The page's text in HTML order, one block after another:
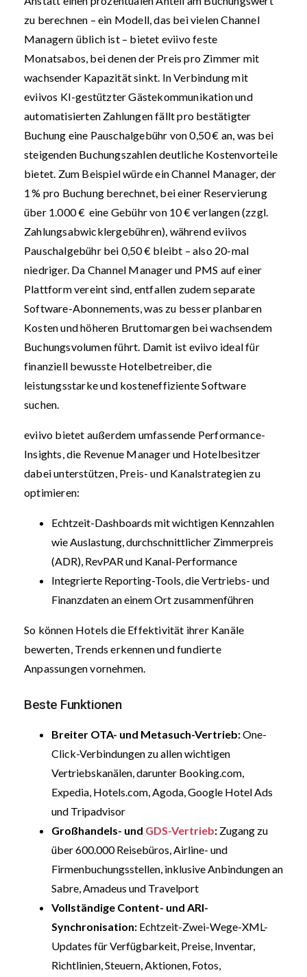
zu berechnen – ein Modell, das bei vielen Channel
Managern üblich ist – bietet eviivo feste
Monatsabos, bei denen der Preis pro Zimmer mit
wachsender Kapazität sinkt. In Verbindung mit
eviivos KI-gestützter Gästekommunikation und
automatisierten Zahlungen fällt pro bestätigter
Buchung eine Pauschalgebühr von 0,50 € an, was bei
steigenden Buchungszahlen deutliche Kostenvorteile
bietet. Zum Beispiel würde ein Channel Manager, der
1 % pro Buchung berechnet, bei einer Reservierung
über 1.000 € eine Gebühr von 10 € verlangen (zzgl.
Zahlungsabwicklergebühren), während eviivos
Pauschalgebühr bei 0,50 € bleibt – also 20-mal
niedriger. Da Channel Manager und PMS auf einer
Plattform vereint sind, entfallen zudem separate
Software-Abonnements, was zu besser planbaren
Kosten und höheren Bruttomargen bei wachsendem
Buchungsvolumen führt. Damit ist eviivo ideal für
finanziell bewusste Hotelbetreiber, die
leistungsstarke und kosteneffiziente Software
suchen.
eviivo bietet außerdem umfassende Performance-
Insights, die Revenue Manager und Hotelbesitzer
dabei unterstützen, Preis- und Kanalstrategien zu
optimieren:
Echtzeit-Dashboards mit wichtigen Kennzahlen
wie Auslastung, durchschnittlicher Zimmerpreis
(ADR), RevPAR und Kanal-Performance
Integrierte Reporting-Tools, die Vertriebs- und
Finanzdaten an einem Ort zusammenführen
So können Hotels die Effektivität ihrer Kanäle
bewerten, Trends erkennen und fundierte
Anpassungen vornehmen.
Beste Funktionen
Breiter OTA- und Metasuch-Vertrieb:One-
Click-Verbindungen zu allen wichtigen
Vertriebskanälen, darunter Booking.com,
Expedia, Hotels.com, Agoda, Google Hotel Ads
und Tripadvisor
Großhandels- und GDS-Vertrieb: Zugang zu
über 600.000 Reisebüros, Airline- und
Firmenbuchungsstellen, inklusive Anbindungen an
Sabre, Amadeus und Travelport
Vollständige Content- und ARI-
Synchronisation: Echtzeit-Zwei-Wege-XML-
Updates für Verfügbarkeit, Preise, Inventar,
Richtlinien, Steuern, Aktionen, Fotos,